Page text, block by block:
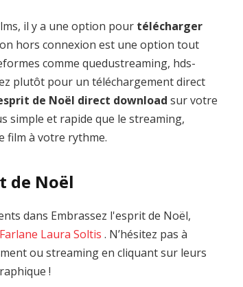
il y a une option pour télécharger
hors connexion est une option tout
comme quedustreaming, hds-
plutôt pour un téléchargement direct
de Noël direct download sur votre
simple et rapide que le streaming,
film à votre rythme.
de Noël
dans Embrassez l'esprit de Noël,
Laura Soltis . N’hésitez pas à
ou streaming en cliquant sur leurs
!